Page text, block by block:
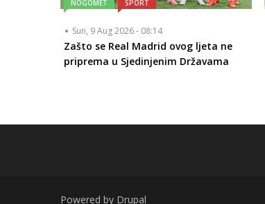
NOGOMET SPORT
Sun, 9 Aug 2026 - 08:14
Zašto se Real Madrid ovog ljeta ne
priprema u Sjedinjenim Državama
Powered by Drupal